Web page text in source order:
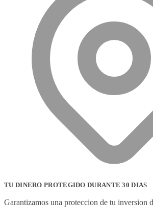
TU DINERO PROTEGIDO DURANTE 30 DIAS
Garantizamos una proteccion de tu inversion